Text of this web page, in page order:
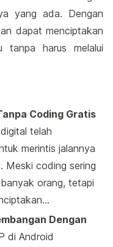
yang ada. Dengan
dapat menciptakan
tanpa harus melalui
Coding Gratis
telah
merintis jalannya
Meski coding sering
orang, tetapi
Dengan
di Android